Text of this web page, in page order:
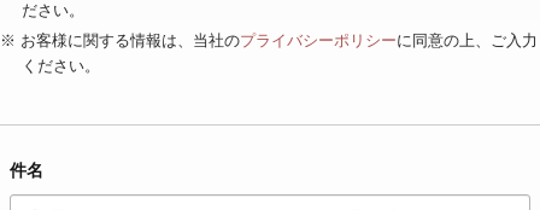
ださい。
※ お客様に関する情報は、当社のプライバシーポリシーに同意の上、ご入力
ください。
件名